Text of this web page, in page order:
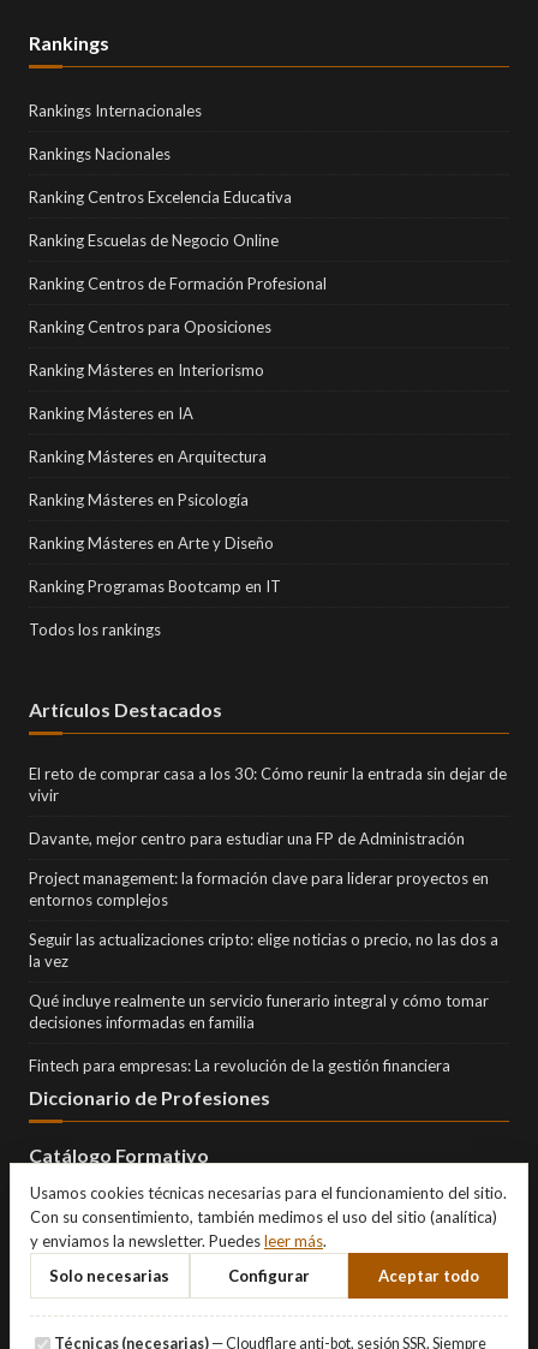
Rankings
Rankings Internacionales
Rankings Nacionales
Ranking Centros Excelencia Educativa
Ranking Escuelas de Negocio Online
Ranking Centros de Formación Profesional
Ranking Centros para Oposiciones
Ranking Másteres en Interiorismo
Ranking Másteres en IA
Ranking Másteres en Arquitectura
Ranking Másteres en Psicología
Ranking Másteres en Arte y Diseño
Ranking Programas Bootcamp en IT
Todos los rankings
Artículos Destacados
El reto de comprar casa a los 30: Cómo reunir la entrada sin dejar de
vivir
Davante, mejor centro para estudiar una FP de Administración
Project management: la formación clave para liderar proyectos en
entornos complejos
Seguir las actualizaciones cripto: elige noticias o precio, no las dos a
la vez
Qué incluye realmente un servicio funerario integral y cómo tomar
decisiones informadas en familia
Fintech para empresas: La revolución de la gestión financiera
Diccionario de Profesiones
Catálogo Formativo
Usamos cookies técnicas necesarias para el funcionamiento del sitio.
Con su consentimiento, también medimos el uso del sitio (analítica)
y enviamos la newsletter. Puedesleer más.
Solo necesarias
Configurar Aceptar todo
Técnicas (necesarias) — Cloudflare anti-bot, sesión SSR. Siempre